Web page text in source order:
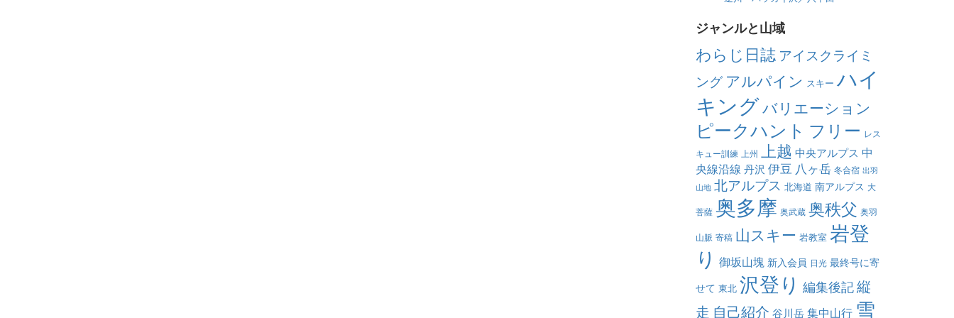
ジャンルと山域
わらじ日誌 アイスクライミ
ング アルパイン スキー ハイ
キングバリエーション
ピークハント フリー レス
キュー訓練 上州 上越 中央アルプス 中
央線沿線 丹沢 伊豆 八ヶ岳 冬合宿 出羽
山地 北アルプス 北海道 南アルプス 大
菩薩 奥多摩 奥武蔵 奥秩父 奥羽
山脈 寄稿 山スキー 岩教室 岩登
り 御坂山塊 新入会員 日光 最終号に寄
せて 東北 沢登り 編集後記縦
走 自己紹介 谷川岳 集中山行 雪